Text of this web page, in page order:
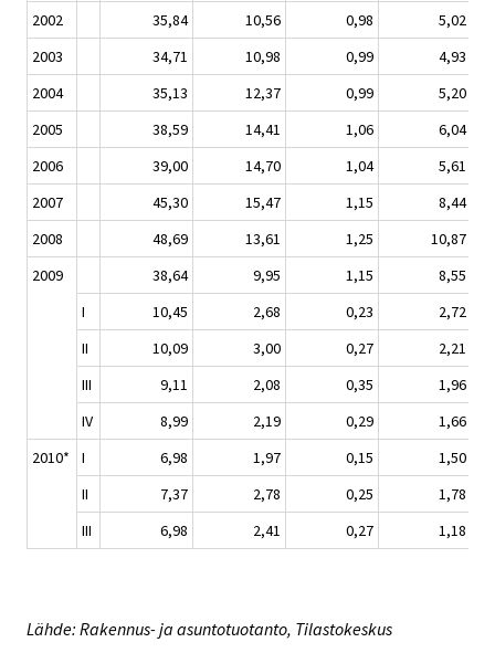
2002
35,84 10,56 0,98
5,02
2003
34,71 10,98 0,99
4,93
2004
35,13 12,37 0,99
5,20
2005
38,59 14,41 1,06
6,04
2006
39,00 14,70 1,04
5,61
2007
45,30 15,47 1,15
8,44
2008
48,69 13,61 1,25
10,87
2009
38,64 9,95 1,15
8,55
I
10,45 2,68 0,23
2,72
II
10,09 3,00 0,27
2,21
III
9,11 2,08 0,35
1,96
IV
8,99 2,19 0,29
1,66
2010*
I 6,98 1,97 0,15
1,50
II
7,37 2,78 0,25
1,78
III
6,98 2,41 0,27 1,18
Lähde: Rakennus- ja asuntotuotanto, Tilastokeskus